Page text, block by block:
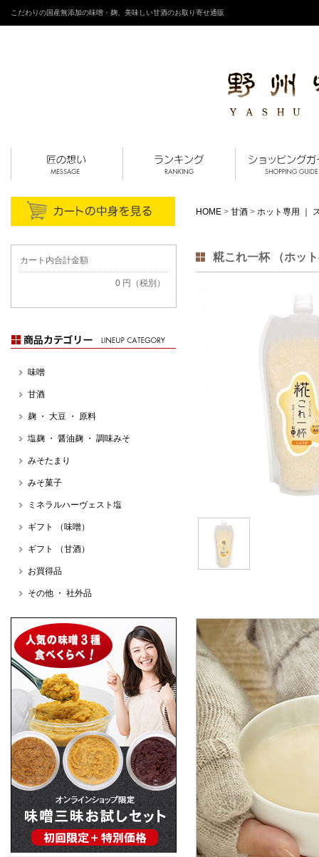
こだわりの国産無添加の味噌・麹、美味しい甘酒のお取り寄せ通販
HOME > 甘酒 > ホット専用 ｜
糀これ一杯 （ホッ
カート内合計金額
0 円（税別）
味噌
甘酒
麹 ・ 大豆 ・ 原料
塩麹 ・ 醤油麹 ・ 調味みそ
みそたまり
みそ菓子
ミネラルハーヴェスト塩
ギフト （味噌）
ギフト （甘酒）
お買得品
その他 ・ 社外品